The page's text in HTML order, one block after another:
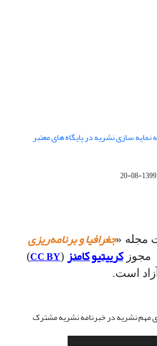
نمایه سازی نشریه در پایگاه های معتبر
1399-08-20
مجله «جغرافیا و برنامه‌ریزی
مجوزکرییتیو کامنز (
CC BY
)
است.
مهم نشریه در خبرنامه نشریه مشترک